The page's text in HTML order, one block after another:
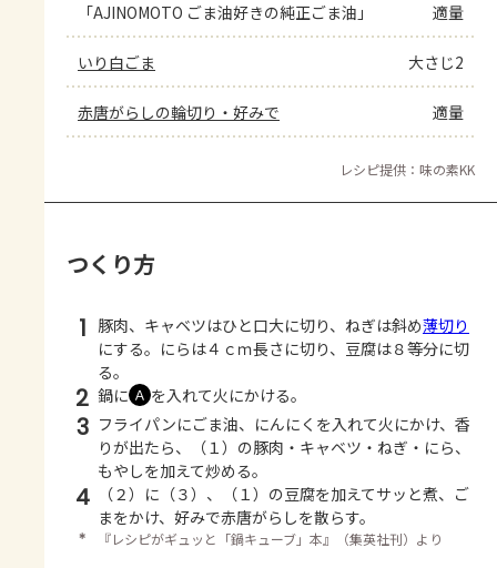
「AJINOMOTO ごま油好きの純正ごま油」 適量
いり白ごま 大さじ2
赤唐がらしの輪切り・好みで 適量
レシピ提供：味の素KK
つくり方
1 豚肉、キャベツはひと口大に切り、ねぎは斜め薄切り
にする。にらは４ｃｍ長さに切り、豆腐は８等分に切
る。
2 鍋に Ａ を入れて火にかける。
3 フライパンにごま油、にんにくを入れて火にかけ、香
りが出たら、（１）の豚肉・キャベツ・ねぎ・にら、
もやしを加えて炒める。
4
（２）に（３）、（１）の豆腐を加えてサッと煮、ご
まをかけ、好みで赤唐がらしを散らす。
＊ 『レシピがギュッと「鍋キューブ」本』（集英社刊）より